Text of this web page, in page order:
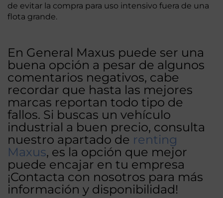
de evitar la compra para uso intensivo fuera de una
flota grande.
En General Maxus puede ser una
buena opción a pesar de algunos
comentarios negativos, cabe
recordar que hasta las mejores
marcas reportan todo tipo de
fallos. Si buscas un vehículo
industrial a buen precio, consulta
nuestro apartado de renting
Maxus, es la opción que mejor
puede encajar en tu empresa
¡Contacta con nosotros para más
información y disponibilidad!